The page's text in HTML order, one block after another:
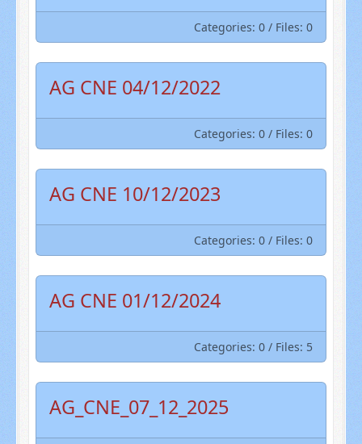
Categories: 0 / Files: 0
AG CNE 04/12/2022
Categories: 0 / Files: 0
AG CNE 10/12/2023
Categories: 0 / Files: 0
AG CNE 01/12/2024
Categories: 0 / Files: 5
AG_CNE_07_12_2025